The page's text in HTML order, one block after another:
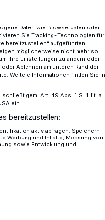
in
sind
Daten wie Browserdaten oder
Sie Tracking-Technologien für
bereitzustellen“ aufgeführten
möglicherweise nicht mehr so
Ihre Einstellungen zu ändern oder
Ablehnen am unteren Rand der
Weitere Informationen finden Sie in
gem. Art. 49 Abs. 1 S. 1 lit. a
ein.
bereitzustellen:
aktiv abfragen. Speichern
Werbung und Inhalte, Messung von
sowie Entwicklung und